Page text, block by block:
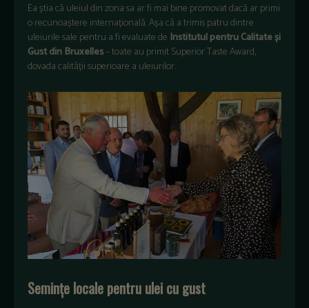
Ea știa că uleiul din zona sa ar fi mai bine promovat dacă ar primi
o recunoaștere internațională. Așa că a trimis patru dintre
uleiurile sale pentru a fi evaluate de Institutul pentru Calitate și
Gust din Bruxelles– toate au primit Superior Taste Award,
dovada calității superioare a uleiurilor.
Semințe locale pentru ulei cu gust